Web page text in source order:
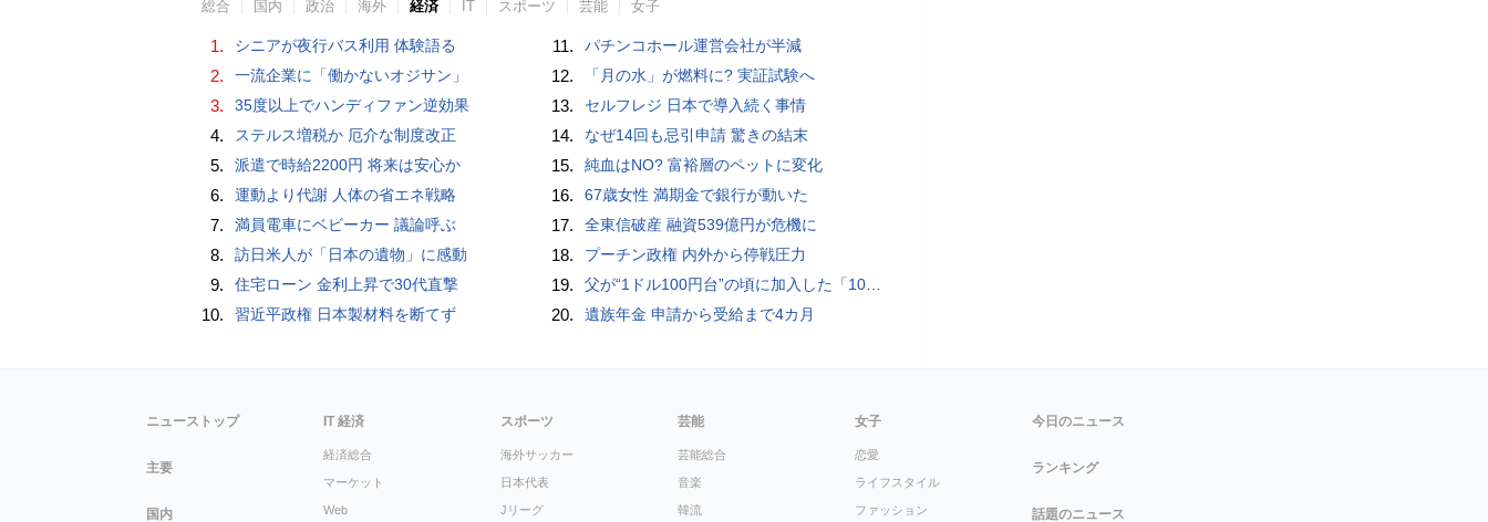
総合 国内 政治 海外 経済 IT スポーツ 芸能 女子
1. シニアが夜行バス利用 体験語る
2. 一流企業に「働かないオジサン」
3. 35度以上でハンディファン逆効果
4. ステルス増税か 厄介な制度改正
5. 派遣で時給2200円 将来は安心か
6. 運動より代謝 人体の省エネ戦略
7. 満員電車にベビーカー 議論呼ぶ
8. 訪日米人が「日本の遺物」に感動
9. 住宅ローン 金利上昇で30代直撃
10. 習近平政権 日本製材料を断てず
11. パチンコホール運営会社が半減
12. 「月の水」が燃料に? 実証試験へ
13. セルフレジ 日本で導入続く事情
14. なぜ14回も忌引申請 驚きの結末
15. 純血はNO? 富裕層のペットに変化
16. 67歳女性 満期金で銀行が動いた
17. 全東信破産 融資539億円が危機に
18. プーチン政権 内外から停戦圧力
19. 父が“1ドル100円台”の頃に加入した「1000万円の外貨建て保険」が、円安で「評価額1610万円」に…“相続税額”はいくら増えますか？ 死後も税金が動くケースとは
20. 遺族年金 申請から受給まで4カ月
ニューストップ
主要
国内
IT 経済
経済総合
マーケット
Web
スポーツ
海外サッカー
日本代表
Jリーグ
芸能
芸能総合
音楽
韓流
女子
恋愛
ライフスタイル
ファッション
今日のニュース
ランキング
話題のニュース